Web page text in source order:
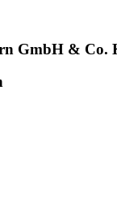
GmbH & Co.